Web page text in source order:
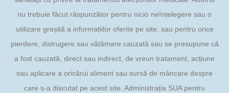
nu trebuie făcut răspunzător pentru nicio neînțelegere sau o
utilizare greșită a informațiilor oferite pe site, sau pentru orice
pierdere, distrugere sau vătămare cauzată sau se presupune că
a fost cauzată, direct sau indirect, de vreun tratament, acțiune
sau aplicare a oricărui aliment sau sursă de mâncare despre
care s-a discutat pe acest site. Administrația SUA pentru